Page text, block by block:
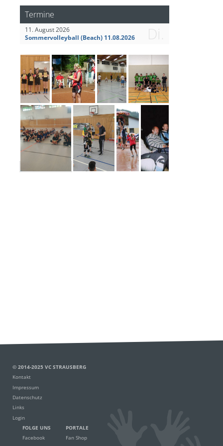
Termine
Di.
11. August 2026
Sommervolleyball (Beach) 11.08.2026
© 2014-2025 VC STRAUSBERG
Kontakt
Impressum
Datenschutz
Links
Login
FOLGE UNS
Facebook
PORTALE
Fan Shop